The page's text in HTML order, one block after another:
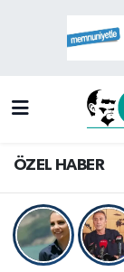
ÖZEL HABER
Mersin
Mersin
Mersin
Süper Lig